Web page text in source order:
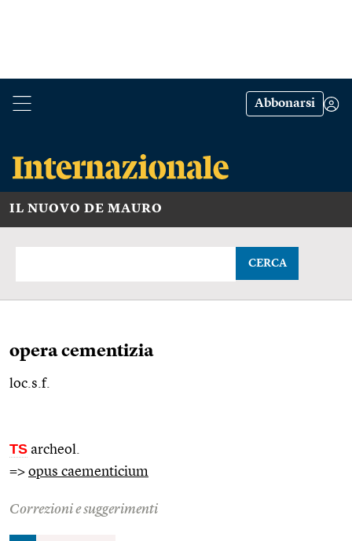
Abbonarsi
IL NUOVO DE MAURO
CERCA
opera cementizia
loc.s.f.
TS archeol.
=> opus caementicium
Correzioni e suggerimenti